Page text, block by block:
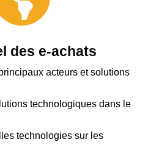
des e-achats
acteurs et solutions
technologiques dans le
technologies sur les